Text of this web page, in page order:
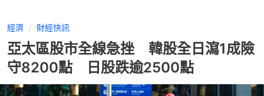
經濟 財經快訊
亞太區股市全線急挫 韓股全日瀉1成險
守8200點 日股跌逾2500點